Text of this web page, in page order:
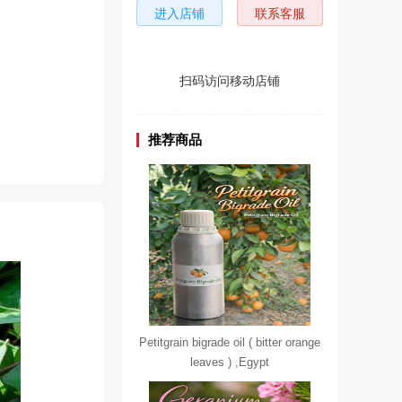
进入店铺 联系客服
扫码访问移动店铺
推荐商品
Petitgrain bigrade oil ( bitter orange
leaves ) ,Egypt